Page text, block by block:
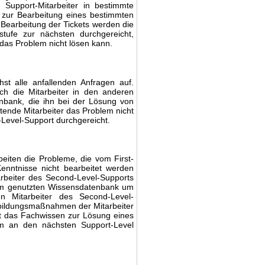
Mitarbeiter in bestimmte
Bearbeitung eines bestimmten
der Tickets werden die
zur nächsten durchgereicht,
Problem nicht lösen kann.
alle anfallenden Anfragen auf.
die Mitarbeiter in den anderen
, die ihn bei der Lösung von
Mitarbeiter das Problem nicht
Support durchgereicht.
die Probleme, die vom First-
nicht bearbeitet werden
des Second-Level-Supports
genutzten Wissensdatenbank um
Mitarbeiter des Second-Level-
der Mitarbeiter
Fachwissen zur Lösung eines
an den nächsten Support-Level